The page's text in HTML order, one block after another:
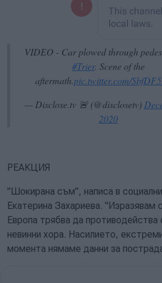
VIDEO - Car plowed through
#Trier. Scene of the
aftermath.pic.twitter.com/
— Disclose.tv 🚨 (@disclosetv)
2020
РЕАКЦИЯ
"Шокирана съм", написа в
Екатерина Захариева. "Изразявам
Европа трябва да
невинни хора. Насилието,
момента нямаме данни за